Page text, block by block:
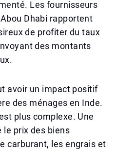
Les fournisseurs
Dhabi rapportent
de profiter du taux
des montants
avoir un impact positif
des ménages en Inde.
plus complexe. Une
le prix des biens
carburant, les engrais et